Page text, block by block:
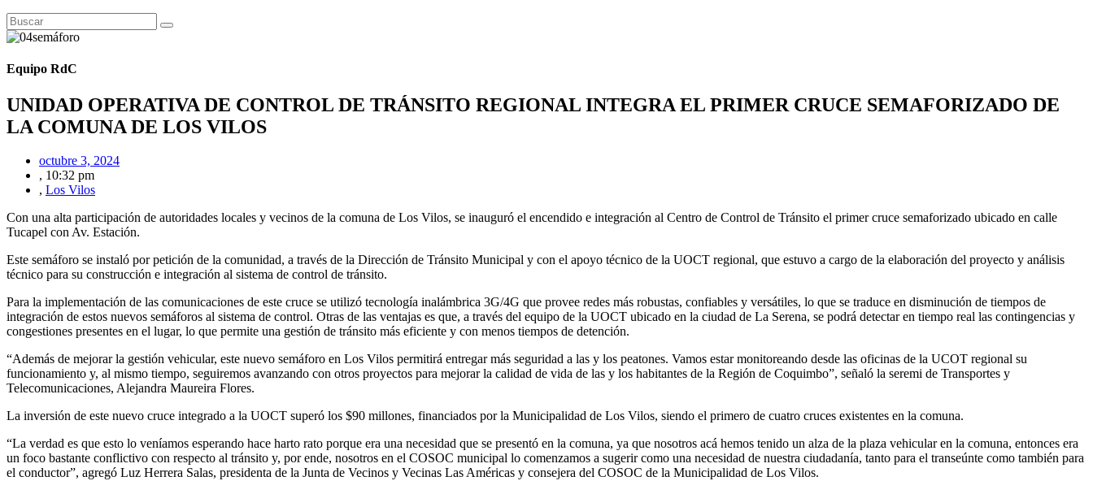
Equipo RdC
UNIDAD OPERATIVA DE CONTROL DE TRÁNSITO REGIONAL INTEGRA EL PRIMER CRUCE SEMAFORIZADO DE
LA COMUNA DE LOS VILOS
octubre 3, 2024
, 10:32 pm
, Los Vilos
Con una alta participación de autoridades locales y vecinos de la comuna de Los Vilos, se inauguró el encendido e integración al Centro de Control de Tránsito el primer cruce semaforizado ubicado en calle
Tucapel con Av. Estación.
Este semáforo se instaló por petición de la comunidad, a través de la Dirección de Tránsito Municipal y con el apoyo técnico de la UOCT regional, que estuvo a cargo de la elaboración del proyecto y análisis
técnico para su construcción e integración al sistema de control de tránsito.
Para la implementación de las comunicaciones de este cruce se utilizó tecnología inalámbrica 3G/4G que provee redes más robustas, confiables y versátiles, lo que se traduce en disminución de tiempos de
integración de estos nuevos semáforos al sistema de control. Otras de las ventajas es que, a través del equipo de la UOCT ubicado en la ciudad de La Serena, se podrá detectar en tiempo real las contingencias y
congestiones presentes en el lugar, lo que permite una gestión de tránsito más eficiente y con menos tiempos de detención.
“Además de mejorar la gestión vehicular, este nuevo semáforo en Los Vilos permitirá entregar más seguridad a las y los peatones. Vamos estar monitoreando desde las oficinas de la UCOT regional su
funcionamiento y, al mismo tiempo, seguiremos avanzando con otros proyectos para mejorar la calidad de vida de las y los habitantes de la Región de Coquimbo”, señaló la seremi de Transportes y
Telecomunicaciones, Alejandra Maureira Flores.
La inversión de este nuevo cruce integrado a la UOCT superó los $90 millones, financiados por la Municipalidad de Los Vilos, siendo el primero de cuatro cruces existentes en la comuna.
“La verdad es que esto lo veníamos esperando hace harto rato porque era una necesidad que se presentó en la comuna, ya que nosotros acá hemos tenido un alza de la plaza vehicular en la comuna, entonces era
un foco bastante conflictivo con respecto al tránsito y, por ende, nosotros en el COSOC municipal lo comenzamos a sugerir como una necesidad de nuestra ciudadanía, tanto para el transeúnte como también para
el conductor”, agregó Luz Herrera Salas, presidenta de la Junta de Vecinos y Vecinas Las Américas y consejera del COSOC de la Municipalidad de Los Vilos.